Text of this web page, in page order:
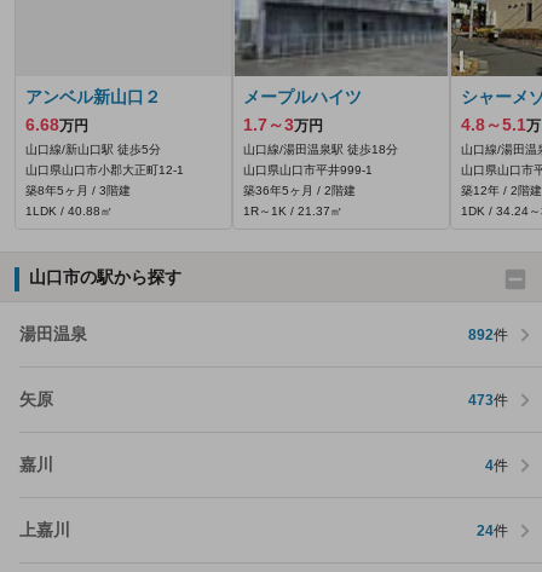
アンベル新山口２
6.68万円
山口線/新山口駅 徒歩5分
山口県山口市小郡大正町12-1
築8年5ヶ月 / 3階建
1LDK / 40.88㎡
メープルハイツ
1.7～3万円
山口線/湯田温泉駅 徒歩18分
山口県山口市平井999‐1
築36年5ヶ月 / 2階建
1R～1K / 21.37㎡
シャーメ
4.8～5.1
山口線/湯田温
山口県山口市
築12年 / 2階建
1DK / 34.24
山口市の駅から探す
湯田温泉 892件
矢原 473件
嘉川 4件
上嘉川 24件